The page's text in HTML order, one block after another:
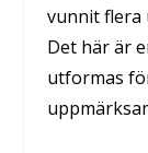
vunnit flera
Det här är
utformas